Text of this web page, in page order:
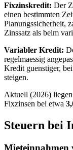
Fixzinskredit: Der
einen bestimmten
Planungssicherheit,
Zinssatz als beim
Variabler Kredit:
regelmaessig
Kredit guenstiger,
steigen.
Aktuell (2026)
Fixzinsen bei etwa
Steuern bei
Mieteinnahmen